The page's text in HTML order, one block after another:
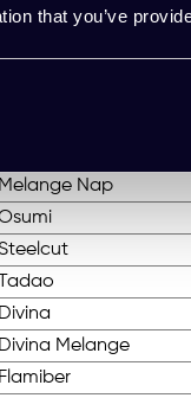
that you’ve
Melange Nap
Divina
Divina Melange
Flamiber